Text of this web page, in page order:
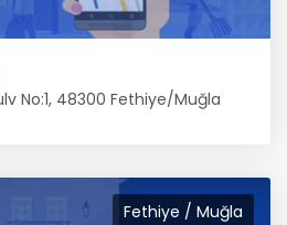
No:1, 48300 Fethiye/Muğla
Fethiye / Muğla